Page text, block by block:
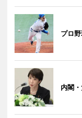
プロ
内閣